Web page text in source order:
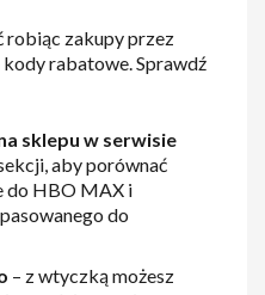
robiąc zakupy przez
rabatowe. Sprawdź
sklepu w serwisie
aby porównać
do HBO MAX i
do
– z wtyczką możesz